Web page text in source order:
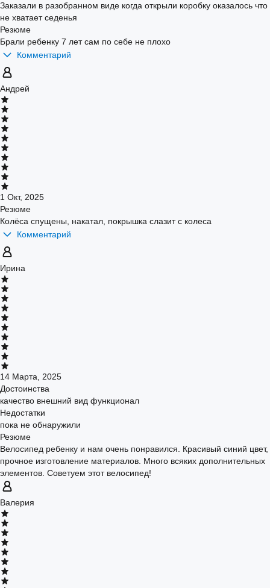
Заказали в разобранном виде когда открыли коробку оказалось что
не хватает седенья
Резюме
Брали ребенку 7 лет сам по себе не плохо
Комментарий
Андрей
1 Окт, 2025
Резюме
Колёса спущены, накатал, покрышка слазит с колеса
Комментарий
Ирина
14 Марта, 2025
Достоинства
качество внешний вид функционал
Недостатки
пока не обнаружили
Резюме
Велосипед ребенку и нам очень понравился. Красивый синий цвет,
прочное изготовление материалов. Много всяких дополнительных
элементов. Советуем этот велосипед!
Валерия